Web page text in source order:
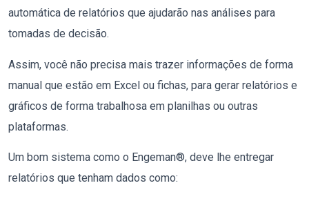
automática de relatórios que ajudarão nas análises para
tomadas de decisão.
Assim, você não precisa mais trazer informações de forma
manual que estão em Excel ou fichas, para gerar relatórios e
gráficos de forma trabalhosa em planilhas ou outras
plataformas.
Um bom sistema como o Engeman®, deve lhe entregar
relatórios que tenham dados como: